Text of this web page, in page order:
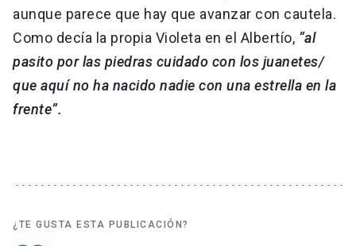
aunque parece que hay que avanzar con cautela.
Como decía la propia Violeta en el Albertío, “al
pasito por las piedras cuidado con los juanetes/
que aquí no ha nacido nadie con una estrella en la
frente”.
¿TE GUSTA ESTA PUBLICACIÓN?